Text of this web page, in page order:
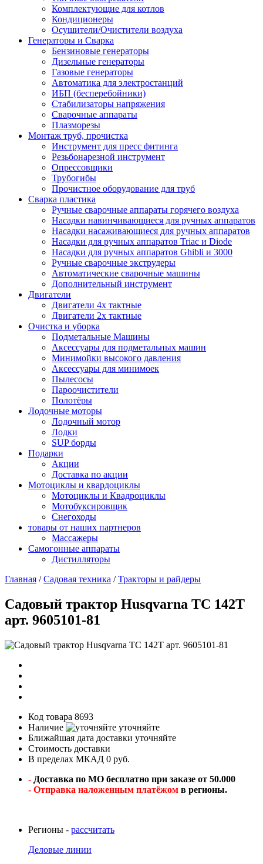
Комплектующие для котлов
Кондиционеры
Осушители/Очистители воздуха
Генераторы и Сварка
Бензиновые генераторы
Дизельные генераторы
Газовые генераторы
Автоматика для электростанций
ИБП (бесперебойники)
Стабилизаторы напряжения
Сварочные аппараты
Плазморезы
Монтаж труб, прочистка
Инструмент для пресс фитинга
Резьбонарезной инструмент
Опрессовщики
Трубогибы
Прочистное оборудование для труб
Сварка пластика
Ручные сварочные аппараты горячего воздуха
Насадки навинчивающиеся для ручных аппаратов
Насадки насаживающиеся для ручных аппаратов
Насадки для ручных аппаратов Triac и Diode
Насадки для ручных аппаратов Ghibli и 3000
Ручные сварочные экструдеры
Автоматические сварочные машины
Дополнительный инструмент
Двигатели
Двигатели 4х тактные
Двигатели 2х тактные
Очистка и уборка
Подметальные Машины
Аксессуары для подметальных машин
Минимойки высокого давления
Аксессуары для минимоек
Пылесосы
Пароочистители
Полотёры
Лодочные моторы
Лодочный мотор
Лодки
SUP борды
Подарки
Акции
Доставка по акции
Мотоциклы и квардоциклы
Мотоциклы и Квадроциклы
Мотобуксировщик
Снегоходы
товары от наших партнеров
Массажеры
Самогонные аппараты
Дистилляторы
Главная /Садовая техника /Тракторы и райдеры
Садовый трактор Husqvarna TC 142T
арт. 9605101-81
Код товара 8693
Наличие
уточняйте
Ближайшая дата доставки уточняйте
Стоимость доставки
В пределах МКАД 0 руб.
- Доставка по МО бесплатно при заказе от 50.000
- Отправка наложенным платёжом в регионы.
Регионы - рассчитать
Деловые линии